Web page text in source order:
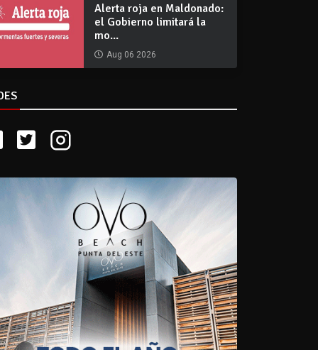
Alerta roja en Maldonado:
el Gobierno limitará la
mo...
Aug 06 2026